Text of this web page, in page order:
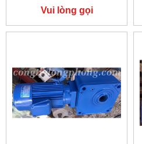
Vui lòng gọi